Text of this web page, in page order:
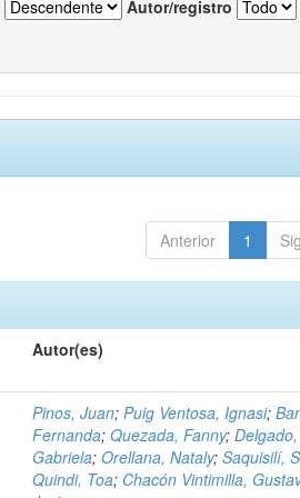
Autor/registro
Anterior 1
Autor(es)
Pinos, Juan;Puig Ventosa, Ignasi;
Fernanda;Quezada, Fanny;Delgado,
Gabriela;Orellana, Nataly;Saquisilí,
Quindi, Toa; Chacón Vintimilla,